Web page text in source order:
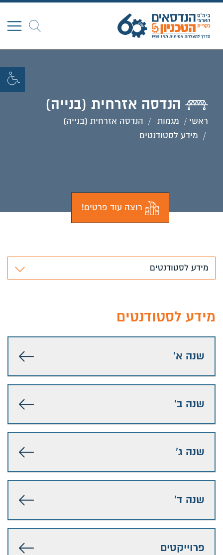
חפש
הנדסה אזרחית (בנייה)
ראשי מגמות
הנדסה אזרחית (בנייה)
מידע לסטודנטים
רוצה עוד פרטים!
מידע לסטודנטים
מידע לסטודנטים
שנה א'
שנה ב'
שנה ג'
שנה ד'
פרוייקטים